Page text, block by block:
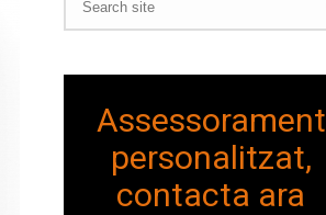
Assessorament
personalitzat,
contacta ara